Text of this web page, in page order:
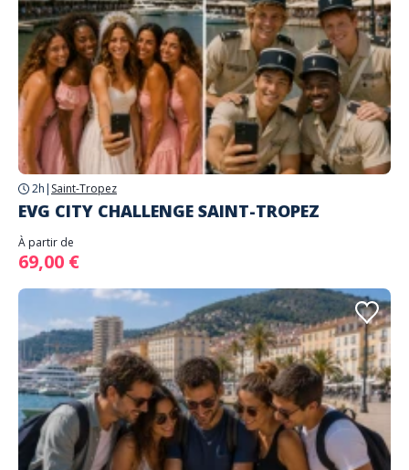
2h | Saint-Tropez
EVG CITY CHALLENGE SAINT-TROPEZ
À partir de
69,00 €